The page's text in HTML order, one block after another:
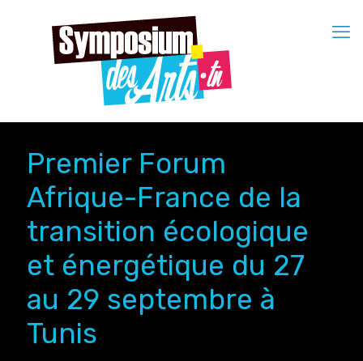
Premier Forum
Afrique-France de la
transition écologique
et énergétique du 27
au 29 septembre à
Tunis